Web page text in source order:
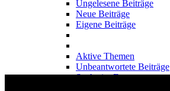
Ungelesene Beiträge
Neue Beiträge
Eigene Beiträge
Aktive Themen
Unbeantwortete Beiträge
Suche im Forum